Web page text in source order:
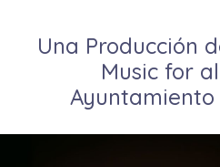
Una Producción
Music for
Ayuntamiento